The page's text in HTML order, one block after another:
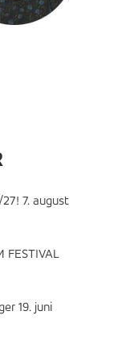
7. august
FESTIVAL
19. juni